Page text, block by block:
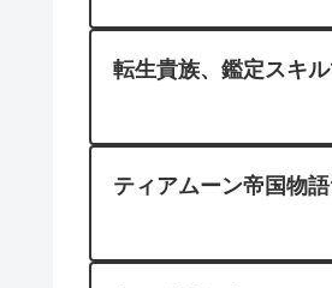
転生貴族、鑑定スキ
ティアムーン帝国物